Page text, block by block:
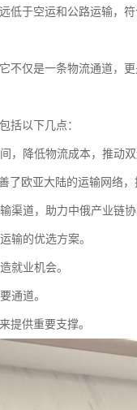
低于空运和公路运输，
不仅是一条物流通道，
括以下几点：
，降低物流成本，推动双
欧亚大陆的运输网络，
渠道，助力中俄产业链协
输的优选方案。
就业机会。
通道。
提供重要支撑。